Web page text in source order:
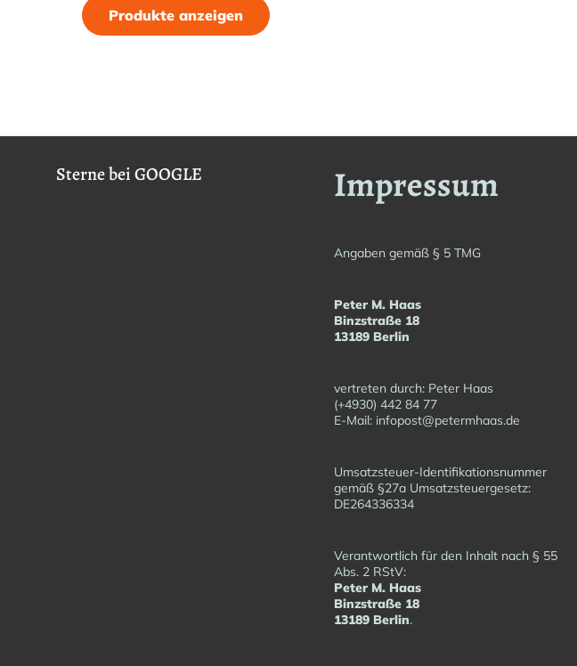
bis
€ 3,90
Produkte anzeigen
Sterne bei GOOGLE Impressum
Angaben gemäß § 5 TMG
Peter M. Haas
Binzstraße 18
13189 Berlin
vertreten durch: Peter Haas
(+4930) 442 84 77
E-Mail: infopost@petermhaas.de
Umsatzsteuer-Identifikationsnummer
gemäß §27a Umsatzsteuergesetz:
DE264336334
Verantwortlich für den Inhalt nach § 55
Abs. 2 RStV:
Peter M. Haas
Binzstraße 18
13189 Berlin.